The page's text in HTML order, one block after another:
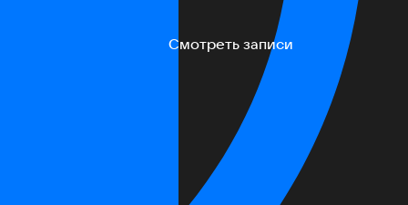
Смотреть записи